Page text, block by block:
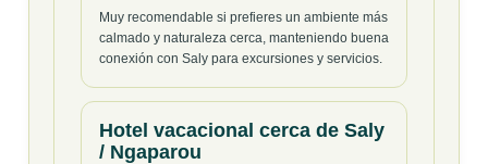
Muy recomendable si prefieres un ambiente más
calmado y naturaleza cerca, manteniendo buena
conexión con Saly para excursiones y servicios.
Hotel vacacional cerca de Saly
/ Ngaparou